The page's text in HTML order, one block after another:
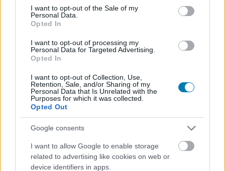
consent section.
I want to opt-out of the Sale of my
Personal Data.
Opted In
I want to opt-out of processing my
Personal Data for Targeted Advertising.
Opted In
I want to opt-out of Collection, Use,
Retention, Sale, and/or Sharing of my
Personal Data that Is Unrelated with the
Purposes for which it was collected.
Opted Out
Google consents
I want to allow Google to enable storage
related to advertising like cookies on web or
device identifiers in apps.
Erről maradtál le, ha nem nézted a júniusi
PlayStation State of Play műsorát
A Sony a Marvel's Wolverine-t állította az esemény
középpontjába, de más meglepetésekkel is készült, köztük
egy új God of Warral és az Until Dawn 2-vel.